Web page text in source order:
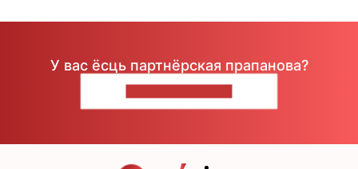
У вас ёсць партнёрская прапанова?